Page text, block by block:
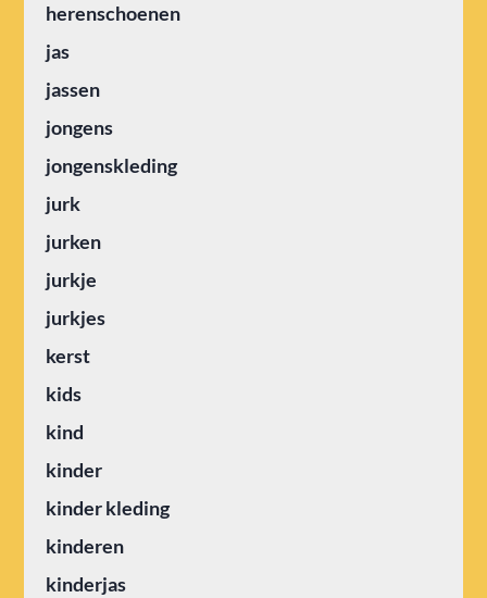
herenschoenen
jas
jassen
jongens
jongenskleding
jurk
jurken
jurkje
jurkjes
kerst
kids
kind
kinder
kinder kleding
kinderen
kinderjas